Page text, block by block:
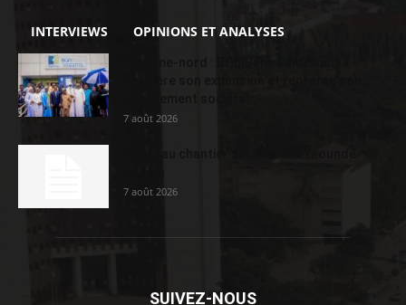
INTERVIEWS OPINIONS ET ANALYSES
7 août 2026
7 août 2026
SUIVEZ-NOUS